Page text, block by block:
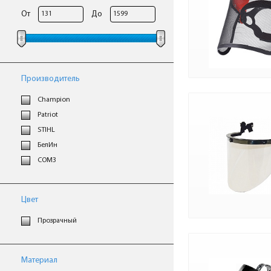
От До
Производитель
Champion
Patriot
STIHL
БелИн
СОМЗ
Цвет
Прозрачный
Материал